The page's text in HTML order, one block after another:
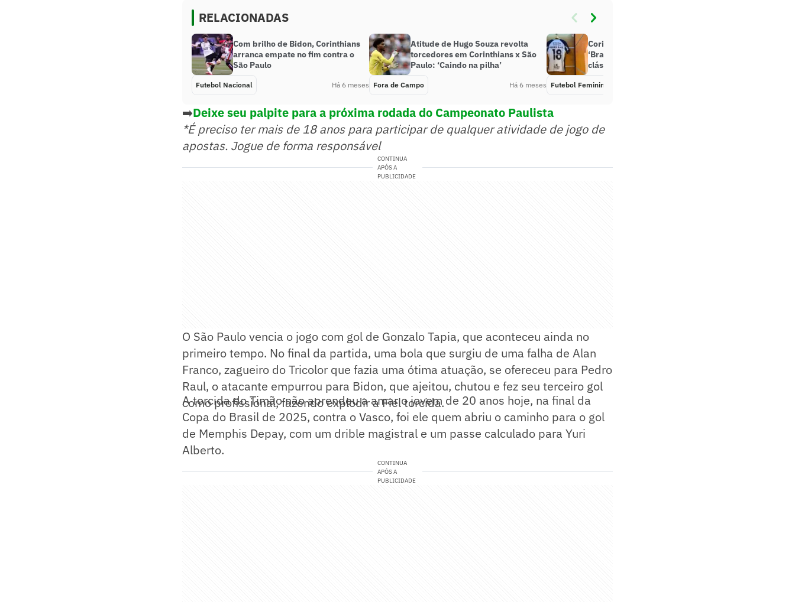
RELACIONADAS
Com brilho de Bidon, Corinthians
arranca empate no fim contra o
São Paulo
Futebol Nacional Há 6 meses
Atitude de Hugo Souza revolta
torcedores em Corinthians x São
Paulo: ‘Caindo na pilha’
Fora de Campo Há 6 meses
Corinthians estampa campanha
‘Brabas in London’ durante
clássico com o São Paulo
Futebol Feminino
➡️Deixe seu palpite para a próxima rodada do Campeonato Paulista
*É preciso ter mais de 18 anos para participar de qualquer atividade de jogo de
apostas. Jogue de forma responsável
CONTINUA
APÓS A
PUBLICIDADE
O São Paulo vencia o jogo com gol de Gonzalo Tapia, que aconteceu ainda no
primeiro tempo. No final da partida, uma bola que surgiu de uma falha de Alan
Franco, zagueiro do Tricolor que fazia uma ótima atuação, se ofereceu para Pedro
Raul, o atacante empurrou para Bidon, que ajeitou, chutou e fez seu terceiro gol
como profissional, fazendo explodir a Fiel torcida.
A torcida do Timão não aprendeu a amar o jovem de 20 anos hoje, na final da
Copa do Brasil de 2025, contra o Vasco, foi ele quem abriu o caminho para o gol
de Memphis Depay, com um drible magistral e um passe calculado para Yuri
Alberto.
CONTINUA
APÓS A
PUBLICIDADE